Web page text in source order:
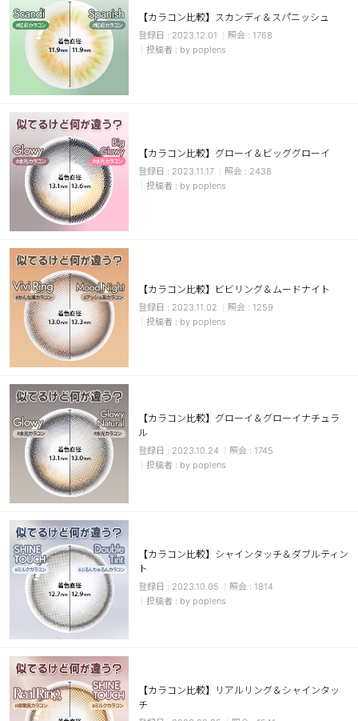
EYEしてる
総合掲示板
カスタマーサービス
ショッピングガイド
アプリダウンロード
INSTAGRAM TWITTER
【カラコン比較】スカンディ＆スパニッシュ
2023.12.01
1768
by poplens
【カラコン比較】グローイ＆ビッググローイ
2023.11.17
2438
by poplens
【カラコン比較】ビビリング＆ムードナイト
2023.11.02
1259
by poplens
【カラコン比較】グローイ＆グローイナチュラ
ル
2023.10.24
1745
by poplens
【カラコン比較】シャインタッチ＆ダブルティン
ト
2023.10.05
1814
by poplens
【カラコン比較】リアルリング＆シャインタッ
チ